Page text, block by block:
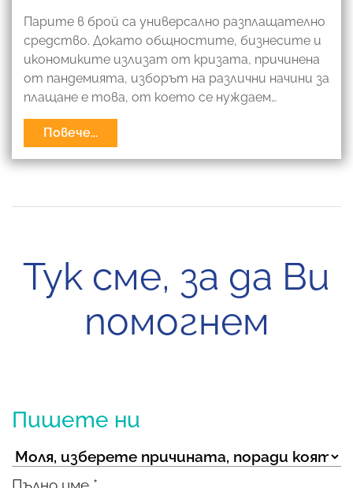
Парите в брой са универсално разплащателно
средство. Докато общностите, бизнесите и
икономиките излизат от кризата, причинена
от пандемията, изборът на различни начини за
плащане е това, от което се нуждаем…
Повече...
Тук сме, за да Ви
помогнем
Пишете ни